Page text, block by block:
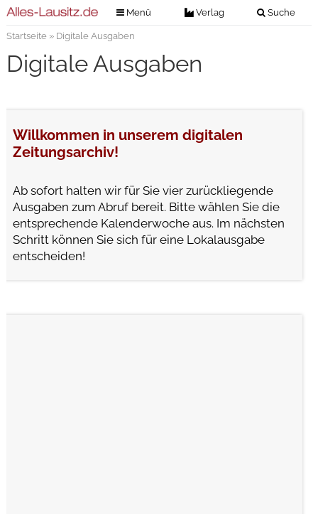
Menü Verlag Suche
Verlag
Zeitungszustellung
Nachrichten
Veranstaltungen
Anzeigensuche
Startseite» Digitale Ausgaben
Digitale Ausgaben
Willkommen in unserem digitalen
Zeitungsarchiv!
Ab sofort halten wir für Sie vier zurückliegende
Ausgaben zum Abruf bereit. Bitte wählen Sie die
entsprechende Kalenderwoche aus. Im nächsten
Schritt können Sie sich für eine Lokalausgabe
entscheiden!